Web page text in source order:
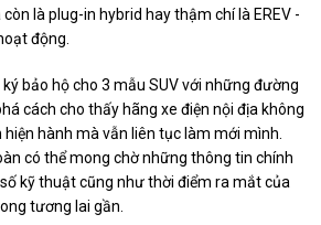
là plug-in hybrid hay thậm chí là EREV -
động.
bảo hộ cho 3 mẫu SUV với những đường
cách cho thấy hãng xe điện nội địa không
hành mà vẫn liên tục làm mới mình.
có thể mong chờ những thông tin chính
kỹ thuật cũng như thời điểm ra mắt của
tương lai gần.